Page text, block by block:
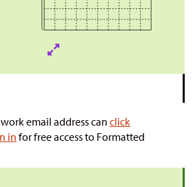
email address can click
in for free access to Formatted